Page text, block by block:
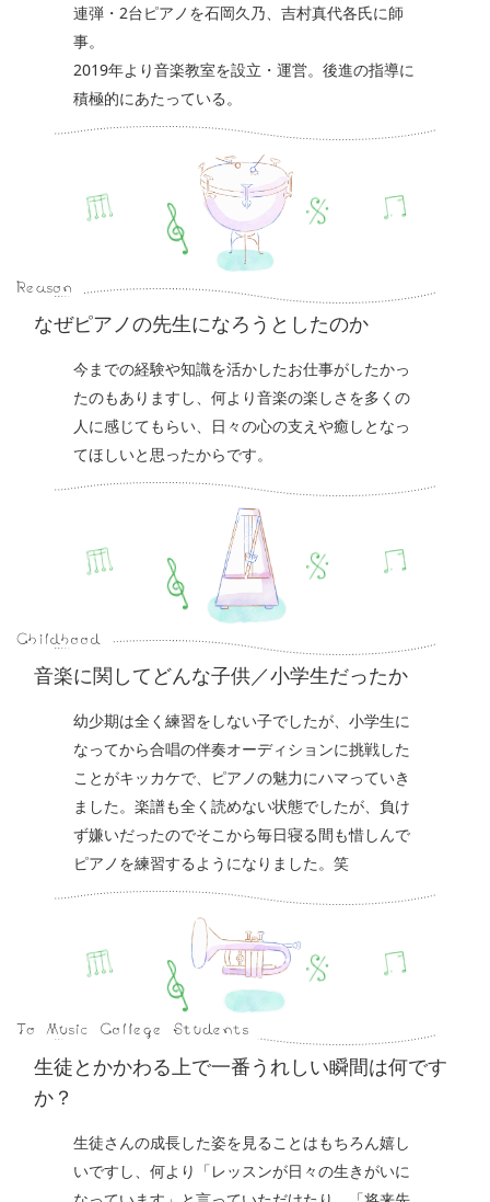
連弾・2台ピアノを石岡久乃、吉村真代各氏に師
事。
2019年より音楽教室を設立・運営。後進の指導に
積極的にあたっている。
なぜピアノの先生になろうとしたのか
今までの経験や知識を活かしたお仕事がしたかっ
たのもありますし、何より音楽の楽しさを多くの
人に感じてもらい、日々の心の支えや癒しとなっ
てほしいと思ったからです。
音楽に関してどんな子供／小学生だったか
幼少期は全く練習をしない子でしたが、小学生に
なってから合唱の伴奏オーディションに挑戦した
ことがキッカケで、ピアノの魅力にハマっていき
ました。楽譜も全く読めない状態でしたが、負け
ず嫌いだったのでそこから毎日寝る間も惜しんで
ピアノを練習するようになりました。笑
生徒とかかわる上で一番うれしい瞬間は何です
か？
生徒さんの成長した姿を見ることはもちろん嬉し
いですし、何より「レッスンが日々の生きがいに